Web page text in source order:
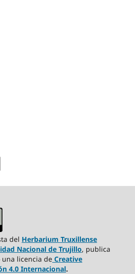
del Herbarium Truxillense
Nacional de Trujillo, publica
licencia deCreative
4.0 Internacional.